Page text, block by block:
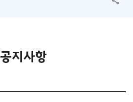
공지사항